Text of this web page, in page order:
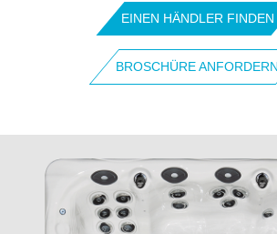
EINEN HÄNDLER FINDEN
BROSCHÜRE ANFORDERN